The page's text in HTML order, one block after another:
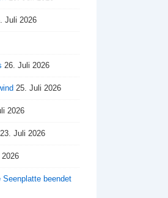
Juli 2026
26. Juli 2026
25. Juli 2026
2026
23. Juli 2026
Seenplatte beendet